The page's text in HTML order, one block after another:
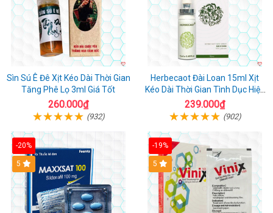
Sìn Sú Ê Đê Xịt Kéo Dài Thời Gian
Tăng Phê Lọ 3ml Giá Tốt
260.000₫
(932)
Herbecaot Đài Loan 15ml Xịt
Kéo Dài Thời Gian Tình Dục Hiệu
Quả
239.000₫
(902)
-20%
5
-19%
5